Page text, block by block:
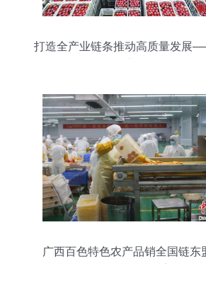
打造全产业链条推动高质量发展
广西百色特色农产品销全国链东